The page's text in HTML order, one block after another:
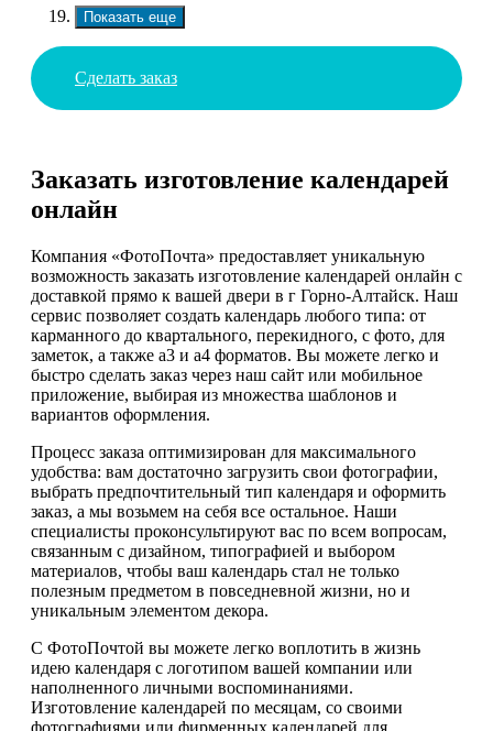
Показать еще
Сделать заказ
Заказать изготовление календарей
онлайн
Компания «ФотоПочта» предоставляет уникальную
возможность заказать изготовление календарей онлайн с
доставкой прямо к вашей двери в г Горно-Алтайск. Наш
сервис позволяет создать календарь любого типа: от
карманного до квартального, перекидного, с фото, для
заметок, а также а3 и а4 форматов. Вы можете легко и
быстро сделать заказ через наш сайт или мобильное
приложение, выбирая из множества шаблонов и
вариантов оформления.
Процесс заказа оптимизирован для максимального
удобства: вам достаточно загрузить свои фотографии,
выбрать предпочтительный тип календаря и оформить
заказ, а мы возьмем на себя все остальное. Наши
специалисты проконсультируют вас по всем вопросам,
связанным с дизайном, типографией и выбором
материалов, чтобы ваш календарь стал не только
полезным предметом в повседневной жизни, но и
уникальным элементом декора.
С ФотоПочтой вы можете легко воплотить в жизнь
идею календаря с логотипом вашей компании или
наполненного личными воспоминаниями.
Изготовление календарей по месяцам, со своими